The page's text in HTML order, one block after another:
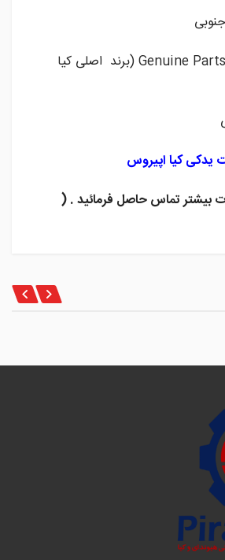
برند : جنیون پارت Genuine Parts (برند اصلی کیا
یدکی کیا اپیروس
تماس حاصل فرمائید . (